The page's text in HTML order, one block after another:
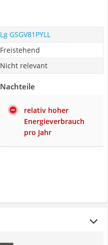
Lg GSGV81PYLL
Freistehend
Nicht relevant
Nachteile
relativ hoher
Energieverbrauch
pro Jahr